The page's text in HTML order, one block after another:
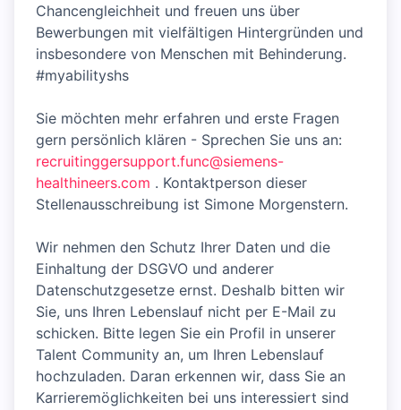
Chancengleichheit und freuen uns über
Bewerbungen mit vielfältigen Hintergründen und
insbesondere von Menschen mit Behinderung.
#myabilityshs
Sie möchten mehr erfahren und erste Fragen
gern persönlich klären - Sprechen Sie uns an:
recruitinggersupport.func@siemens-
healthineers.com . Kontaktperson dieser
Stellenausschreibung ist Simone Morgenstern.
Wir nehmen den Schutz Ihrer Daten und die
Einhaltung der DSGVO und anderer
Datenschutzgesetze ernst. Deshalb bitten wir
Sie, uns Ihren Lebenslauf nicht per E-Mail zu
schicken. Bitte legen Sie ein Profil in unserer
Talent Community an, um Ihren Lebenslauf
hochzuladen. Daran erkennen wir, dass Sie an
Karrieremöglichkeiten bei uns interessiert sind